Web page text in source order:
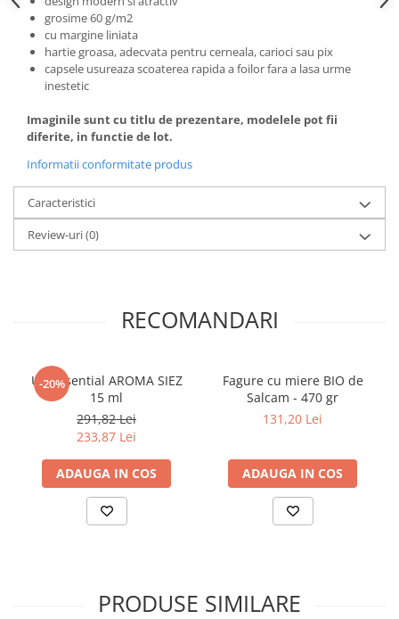
Crime, Thriller, Mistery
Literatura Romana
Literatura Universala
Poezie
Romane de dragoste, Carti
romantice
Senzatii/Dragoste
Senzatii/Erotic
Senzatii/Suspans
Senzatii/Thriller
Umor
Birotica & Papetarie
Adezivi si benzi adezive
Articole Birotica
Accesorii Arhivare
Calculator
Hartie si Accesorii
Articole scolare
grosime 60 g/m2
cu margine liniata
hartie groasa, adecvata pentru cerneala, carioci sau pix
capsele usureaza scoaterea rapida a foilor fara a lasa urme
inestetic
Imaginile sunt cu titlu de prezentare, modelele pot fii
diferite, in functie de lot.
Informatii conformitate produs
Caracteristici
Review-uri(0)
RECOMANDARI
-20%
Ulei Esential AROMA SIEZ
15 ml
291,82 Lei
233,87 Lei
ADAUGA IN COS
Fagure cu miere BIO de
Salcam - 470 gr
131,20 Lei
ADAUGA IN COS
PRODUSE SIMILARE